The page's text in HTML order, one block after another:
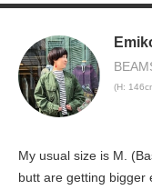
(H:
My usual size is M.
butt are getting bigger